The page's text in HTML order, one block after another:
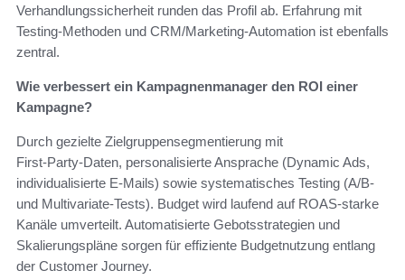
Verhandlungssicherheit runden das Profil ab. Erfahrung mit
Testing‑Methoden und CRM/Marketing‑Automation ist ebenfalls
zentral.
Wie verbessert ein Kampagnenmanager den ROI einer
Kampagne?
Durch gezielte Zielgruppensegmentierung mit
First‑Party‑Daten, personalisierte Ansprache (Dynamic Ads,
individualisierte E‑Mails) sowie systematisches Testing (A/B‑
und Multivariate‑Tests). Budget wird laufend auf ROAS‑starke
Kanäle umverteilt. Automatisierte Gebotsstrategien und
Skalierungspläne sorgen für effiziente Budgetnutzung entlang
der Customer Journey.